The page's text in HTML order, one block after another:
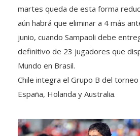
martes queda de esta forma
aún habrá que eliminar a 4 más
junio, cuando Sampaoli debe
definitivo de 23 jugadores que
Mundo en Brasil.
Chile integra el Grupo B del
España, Holanda y Australia.